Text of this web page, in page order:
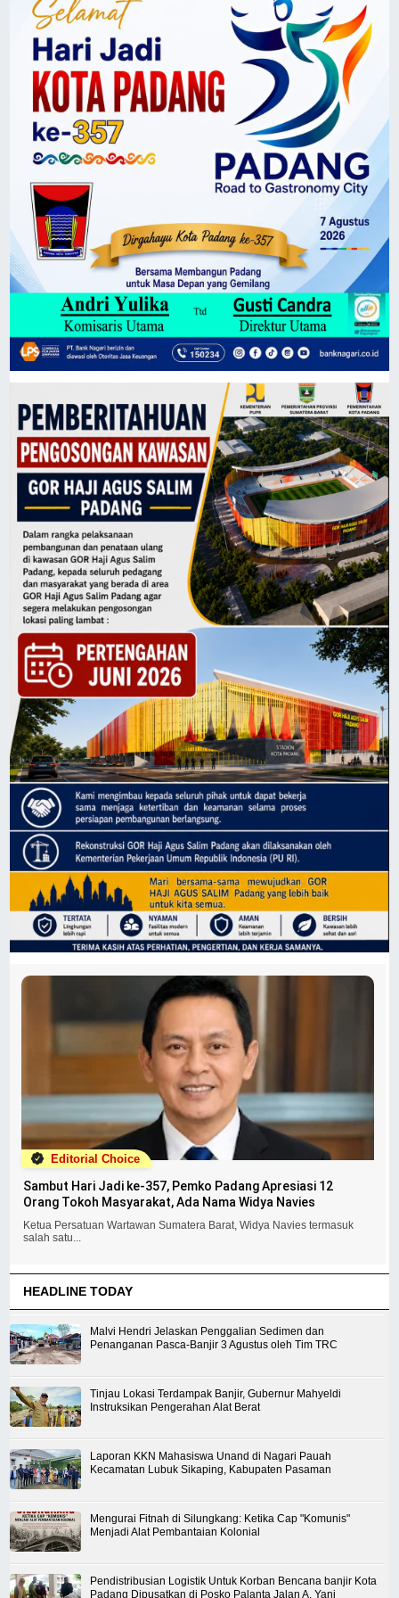
Editorial Choice
Sambut Hari Jadi ke-357, Pemko Padang Apresiasi 12
Orang Tokoh Masyarakat, Ada Nama Widya Navies
Ketua Persatuan Wartawan Sumatera Barat, Widya Navies termasuk
salah satu...
HEADLINE TODAY
Malvi Hendri Jelaskan Penggalian Sedimen dan
Penanganan Pasca-Banjir 3 Agustus oleh Tim TRC
Tinjau Lokasi Terdampak Banjir, Gubernur Mahyeldi
Instruksikan Pengerahan Alat Berat
Laporan KKN Mahasiswa Unand di Nagari Pauah
Kecamatan Lubuk Sikaping, Kabupaten Pasaman
Mengurai Fitnah di Silungkang: Ketika Cap "Komunis"
Menjadi Alat Pembantaian Kolonial
Pendistribusian Logistik Untuk Korban Bencana banjir Kota
Padang Dipusatkan di Posko Palanta Jalan A. Yani